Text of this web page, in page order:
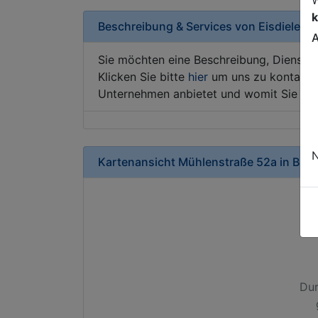
Beschreibung & Services von Eisdiele-
Sie möchten eine Beschreibung,
Klicken Sie bitte hier um uns zu
Unternehmen anbietet und womit Sie
Kartenansicht Mühlenstraße 52a in